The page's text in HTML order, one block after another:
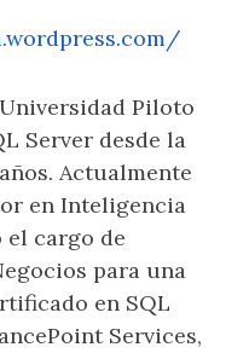
Piloto
Server desde la
Actualmente
en Inteligencia
el cargo de
para una
en SQL
Services,